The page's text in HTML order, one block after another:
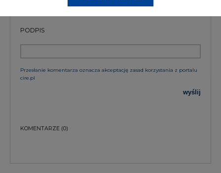
PODPIS
Przesłanie komentarza oznacza akceptację zasad korzystania z portalu
cire.pl
wyślij
KOMENTARZE (0)